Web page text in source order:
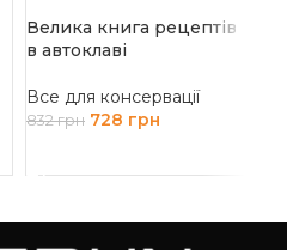
Велика книга рецептів
в автоклаві
Все для консервації
832грн 728 грн